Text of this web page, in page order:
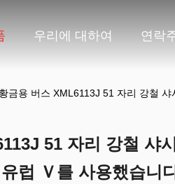
우리에 대하여 연락
금용 버스 XML6113J 51 자리 강철
51 자리 강철 샤
럽 Ｖ를 사용했습니